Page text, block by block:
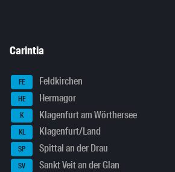
Carintia
FE Feldkirchen
HE Hermagor
K Klagenfurt am Wörthersee
KL Klagenfurt/Land
SP Spittal an der Drau
SV Sankt Veit an der Glan